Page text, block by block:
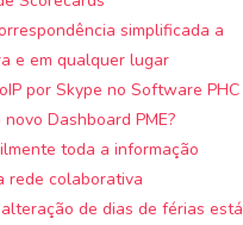
simplificada a
e em qualquer lugar
por Skype no Software PHC
Dashboard PME?
toda a informação
rede colaborativa
de dias de férias está